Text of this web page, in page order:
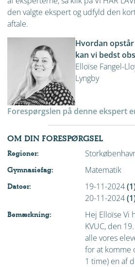
den valgte ekspert og udfyld den
aftale.
Hvordan
kan vi bedst
Elloïse Fangel-
Lyngby
Forespørgslen på denne ekspert
OM DIN FORESPØRGSEL
Regioner:
Gymnasiefag: Matematik
Datoer: 19-11-2024
20-11-2024
Bemærkning:
Hej Elloïse Vi
KVUC, den
alle vores
for at komme
1 time) en af